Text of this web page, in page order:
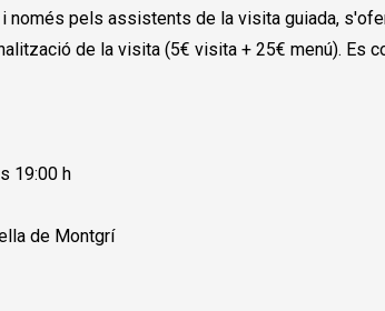
només pels assistents de la visita guiada,
de la visita (5€ visita + 25€ menú). Es
19:00 h
de Montgrí